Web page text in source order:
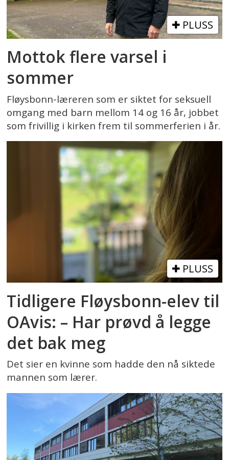
PLUSS
Mottok flere varsel i
sommer
Fløysbonn-læreren som er siktet for seksuell
omgang med barn mellom 14 og 16 år, jobbet
som frivillig i kirken frem til sommerferien i år.
PLUSS
Tidligere Fløysbonn-elev til
OAvis: – Har prøvd å legge
det bak meg
Det sier en kvinne som hadde den nå siktede
mannen som lærer.